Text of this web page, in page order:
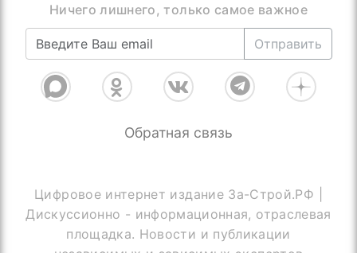
Присоединяйтесь, нас уже более 4000
Отправить
Обратная связь
Цифровое интернет издание За-Строй.РФ |
Дискуссионно - информационная, отраслевая
площадка. Новости и публикации